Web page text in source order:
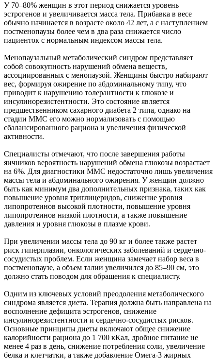
У 70–80% женщин в этот период снижается уровень
эстрогенов и увеличивается масса тела. Прибавка в весе
обычно начинается в возрасте около 42 лет, а с наступлением
постменопаузы более чем в два раза снижается число
пациенток с нормальным индексом массы тела.
Менопаузальный метаболический синдром представляет
собой совокупность нарушений обмена веществ,
ассоциированных с менопаузой. Женщины быстро набирают
вес, формируя ожирение по абдоминальному типу, что
приводит к нарушению толерантности к глюкозе и
инсулинорезистентности. Это состояние является
предшественником сахарного диабета 2 типа, однако на
стадии ММС его можно нормализовать с помощью
сбалансированного рациона и увеличения физической
активности.
Специалисты отмечают, что после завершения работы
яичников вероятность нарушений обмена глюкозы возрастает
на 6%. Для диагностики ММС недостаточно лишь увеличения
массы тела и абдоминального ожирения. У женщин должно
быть как минимум два дополнительных признака, таких как
повышение уровня триглицеридов, снижение уровня
липопротеинов высокой плотности, повышение уровня
липопротеинов низкой плотности, а также повышение
давления и уровня глюкозы в плазме крови.
При увеличении массы тела до 90 кг и более также растет
риск гиперплазии, онкологических заболеваний и сердечно-
сосудистых проблем. Если женщина замечает набор веса в
постменопаузе, а объем талии увеличился до 85–90 см, это
должно стать поводом для обращения к специалисту.
Одним из ключевых условий преодоления метаболического
синдрома является диета. Терапия должна быть направлена на
восполнение дефицита эстрогенов, снижение
инсулинорезистентности и сердечно-сосудистых рисков.
Основные принципы диеты включают общее снижение
калорийности рациона до 1 700 кКал, дробное питание не
менее 4 раз в день, снижение потребления соли, увеличение
белка и клетчатки, а также добавление Омега-3 жирных